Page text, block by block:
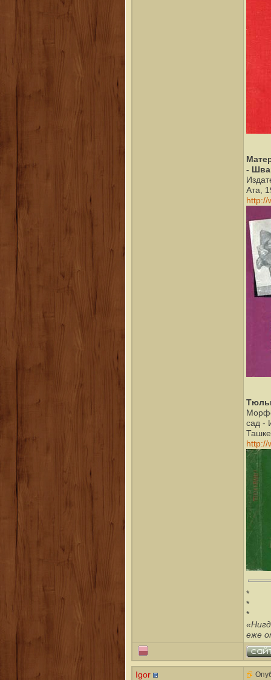
-
Ата,
http://
сад -
http://
*
*
*
еже
Igor